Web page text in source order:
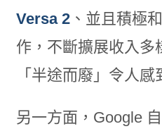
Versa 2、並且積極
作，不斷擴展收入多
「半途而廢」令人感
另一方面，Google